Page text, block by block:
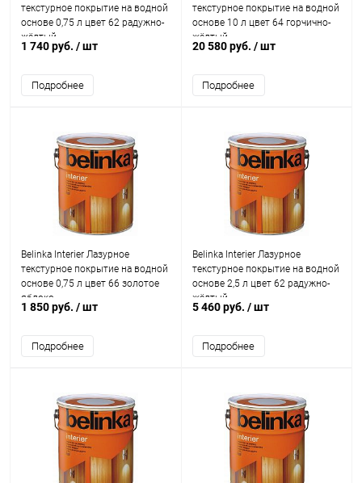
текстурное покрытие на водной
основе 0,75 л цвет 62 радужно-
жёлтый
1 740 руб. / шт
Подробнее
текстурное покрытие на водной
основе 10 л цвет 64 горчично-
жёлтый
20 580 руб. / шт
Подробнее
Belinka Interier Лазурное
текстурное покрытие на водной
основе 0,75 л цвет 66 золотое
яблоко
1 850 руб. / шт
Подробнее
Belinka Interier Лазурное
текстурное покрытие на водной
основе 2,5 л цвет 62 радужно-
жёлтый
5 460 руб. / шт
Подробнее